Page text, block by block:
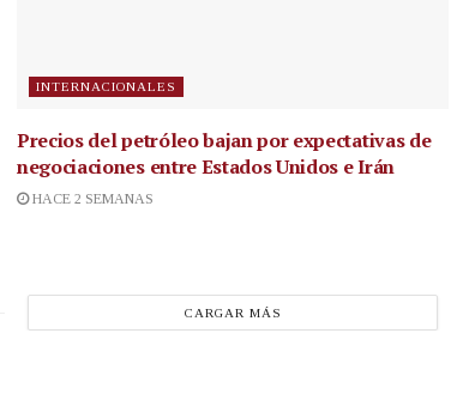
INTERNACIONALES
Precios del petróleo bajan por expectativas de
negociaciones entre Estados Unidos e Irán
HACE 2 SEMANAS
CARGAR MÁS